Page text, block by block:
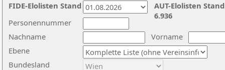
Nachname
Vorname
Ebene
Personennummer
Bundesland
AUT-Elolisten
6.936
FIDE-Elolisten Stand